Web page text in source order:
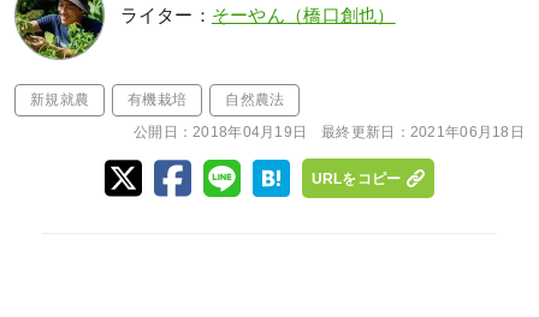
ライター： そーやん（橋口創也）
新規就農 有機栽培
自然農法
公開日：2018年04月19日 最終更新日： 2021年06月18日
URLをコピー